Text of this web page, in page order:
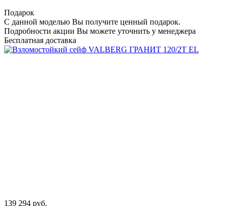
Подарок
С данной моделью Вы получите ценный подарок.
Подробности акции Вы можете уточнить у менеджера
Бесплатная доставка
139 294 руб.